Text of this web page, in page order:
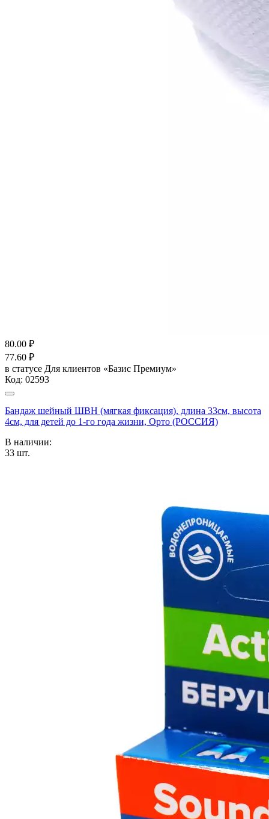
80.00 ₽
77.60 ₽
в статусе Для клиентов «Базис Премиум»
Код: 02593
Бандаж шейный ШВН (мягкая фиксация), длина 33см, высота
4см, для детей до 1-го года жизни, Орто (РОССИЯ)
В наличии:
33 шт.